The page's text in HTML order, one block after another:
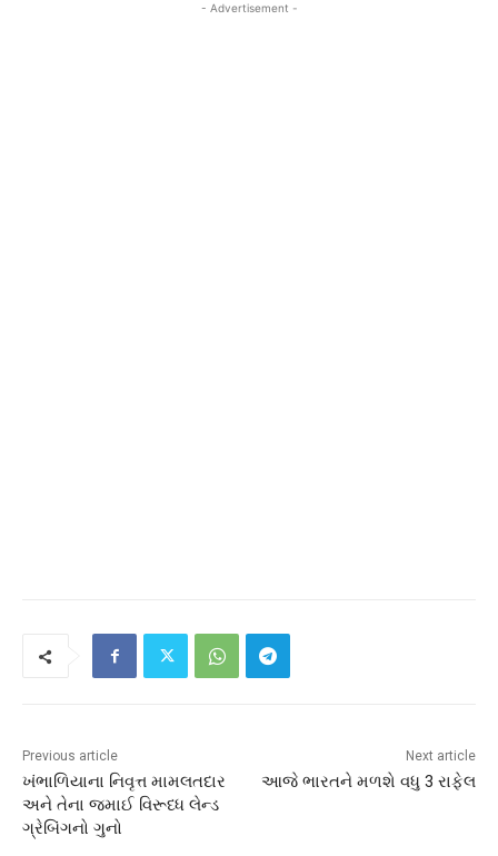
- Advertisement -
Previous article
ખંભાળિયાના નિવૃત્ત મામલતદાર
અને તેના જમાઈ વિરૂધ્ધ લેન્ડ
ગ્રેબિંગનો ગુનો
Next article
આજે ભારતને મળશે વધુ 3 રાફેલ